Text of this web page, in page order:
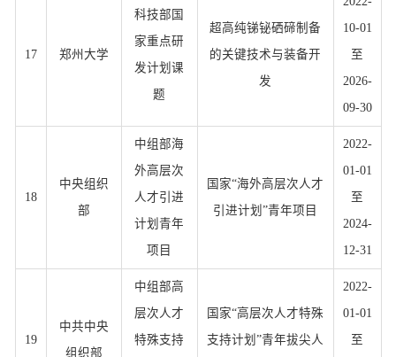
17 郑州大学
科技部国
家重点研
发计划课
题
超高纯锑铋硒碲制备
的关键技术与装备开
发
10-01
至
2026-
09-30
18
中央组织
部
中组部海
外高层次
人才引进
计划青年
项目
国家“海外高层次人才
引进计划”青年项目
2022-
01-01
至
2024-
12-31
19
中共中央
组织部
中组部高
层次人才
特殊支持
国家“高层次人才特殊
支持计划”青年拔尖人
2022-
01-01
至